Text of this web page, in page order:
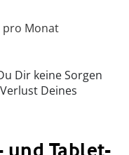
pro Monat
Dir keine Sorgen
Deines
und Tablet-